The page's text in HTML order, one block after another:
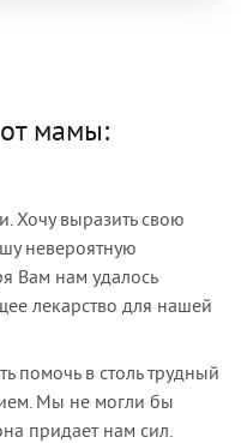
мамы:
Хочу выразить свою
невероятную
Вам нам удалось
лекарство для нашей
помочь в столь трудный
Мы не могли бы
придает нам сил.